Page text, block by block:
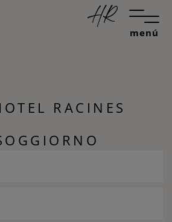
menú
RACINES